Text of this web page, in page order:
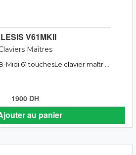
V61MKII
Maîtres
Midi 61 touchesLe clavier maîtr ...
1900 DH
au panier